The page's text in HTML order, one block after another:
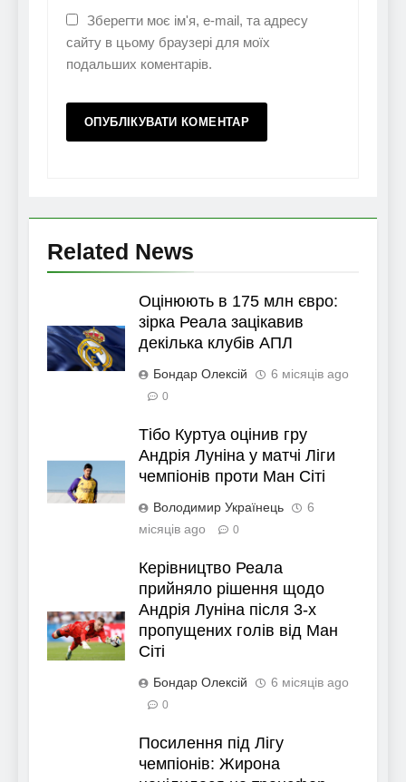
Зберегти моє ім'я, e-mail, та адресу
сайту в цьому браузері для моїх
подальших коментарів.
Related News
Оцінюють в 175 млн євро:
зірка Реала зацікавив
декілька клубів АПЛ
Бондар Олексій 6 місяців ago
0
Тібо Куртуа оцінив гру
Андрія Луніна у матчі Ліги
чемпіонів проти Ман Сіті
Володимир Українець
6
місяців ago
0
Керівництво Реала
прийняло рішення щодо
Андрія Луніна після 3-х
пропущених голів від Ман
Сіті
Бондар Олексій 6 місяців ago
0
Посилення під Лігу
чемпіонів: Жирона